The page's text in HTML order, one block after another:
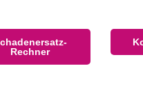
Rechner